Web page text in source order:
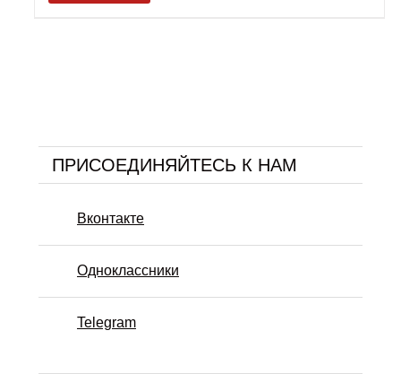
ПРИСОЕДИНЯЙТЕСЬ К НАМ
Вконтакте
Одноклассники
Telegram